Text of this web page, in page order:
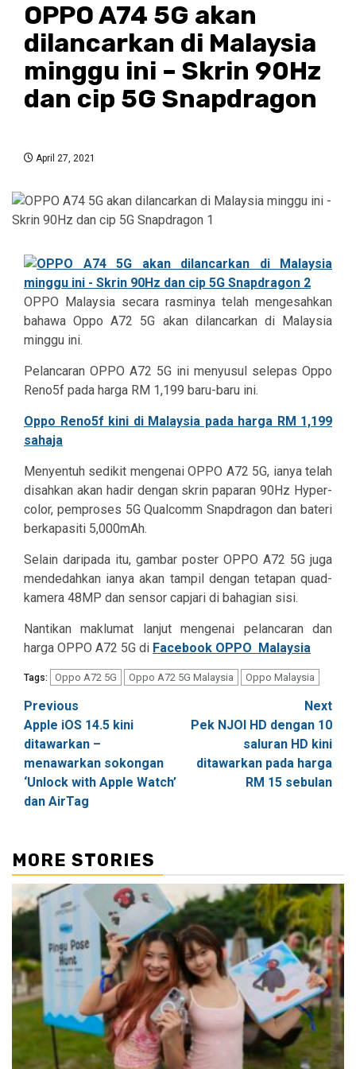
OPPO A74 5G akan
dilancarkan di Malaysia
minggu ini – Skrin 90Hz
dan cip 5G Snapdragon
April 27, 2021
OPPO Malaysia secara rasminya telah mengesahkan
bahawa Oppo A72 5G akan dilancarkan di Malaysia
minggu ini.
Pelancaran OPPO A72 5G ini menyusul selepas Oppo
Reno5f pada harga RM 1,199 baru-baru ini.
Oppo Reno5f kini di Malaysia pada harga RM 1,199
sahaja
Menyentuh sedikit mengenai OPPO A72 5G, ianya telah
disahkan akan hadir dengan skrin paparan 90Hz Hyper-
color, pemproses 5G Qualcomm Snapdragon dan bateri
berkapasiti 5,000mAh.
Selain daripada itu, gambar poster OPPO A72 5G juga
mendedahkan ianya akan tampil dengan tetapan quad-
kamera 48MP dan sensor capjari di bahagian sisi.
Nantikan maklumat lanjut mengenai pelancaran dan
harga OPPO A72 5G di Facebook OPPO Malaysia
Tags: Oppo A72 5G Oppo A72 5G Malaysia Oppo Malaysia
Post
navigation
Previous
Apple iOS 14.5 kini
ditawarkan –
menawarkan sokongan
‘Unlock with Apple Watch’
dan AirTag
Next
Pek NJOI HD dengan 10
saluran HD kini
ditawarkan pada harga
RM 15 sebulan
MORE STORIES